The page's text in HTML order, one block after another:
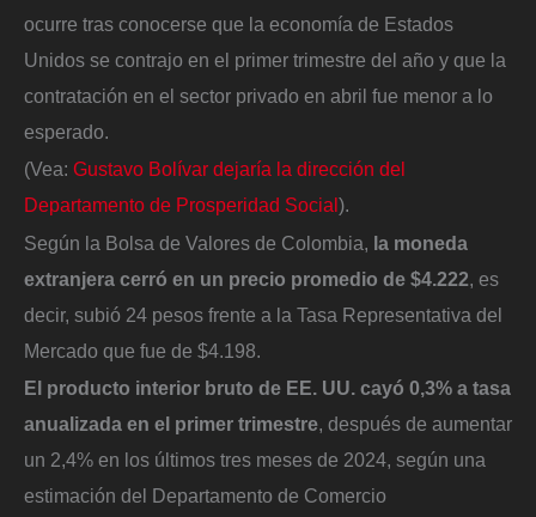
ocurre tras conocerse que la economía de Estados
Unidos se contrajo en el primer trimestre del año y que la
contratación en el sector privado en abril fue menor a lo
esperado.
(Vea: Gustavo Bolívar dejaría la dirección del
Departamento de Prosperidad Social).
Según la Bolsa de Valores de Colombia, la moneda
extranjera cerró en un precio promedio de $4.222, es
decir, subió 24 pesos frente a la Tasa Representativa del
Mercado que fue de $4.198.
El producto interior bruto de EE. UU. cayó 0,3% a tasa
anualizada en el primer trimestre, después de aumentar
un 2,4% en los últimos tres meses de 2024, según una
estimación del Departamento de Comercio